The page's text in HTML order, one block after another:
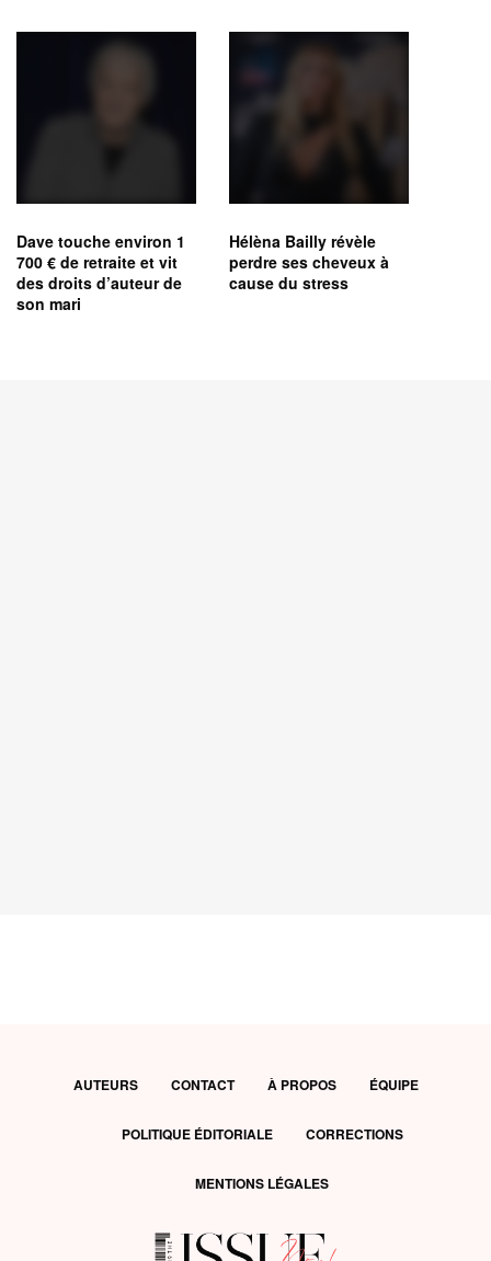
Dave touche environ 1
700 € de retraite et vit
des droits d’auteur de
son mari
Hélèna Bailly révèle
perdre ses cheveux à
cause du stress
AUTEURS CONTACT À PROPOS ÉQUIPE
POLITIQUE ÉDITORIALE CORRECTIONS
MENTIONS LÉGALES